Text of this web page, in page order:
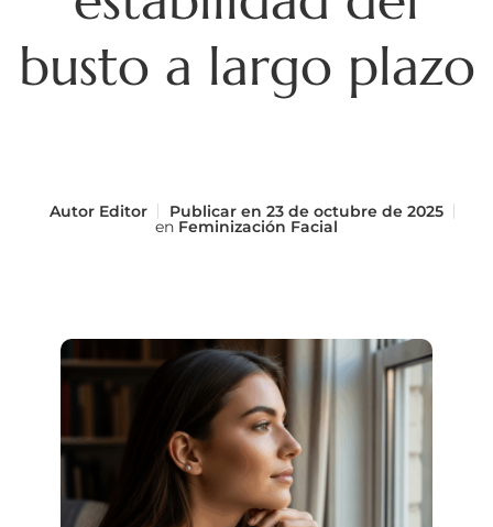
busto a largo plazo
Autor Editor Publicar en 23 de octubre de 2025
en Feminización Facial